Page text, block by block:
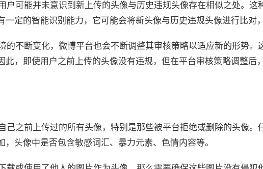
户可能并未意识到新上传的头像与历史违规头像存在相似之处。这
定的智能识别能力，它可能会将新头像与历史违规头像进行比对
的不断变化，微博平台也会不断调整其审核策略以适应新的形势。
此，即使用户之前上传的头像没有违规，但在平台审核策略调整后
己之前上传过的所有头像，特别是那些被平台拒绝或删除的头像。
头像中是否包含敏感词汇、暴力元素、色情内容等。